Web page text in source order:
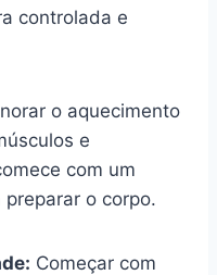
controlada e
o aquecimento
e
com um
o corpo.
Começar com